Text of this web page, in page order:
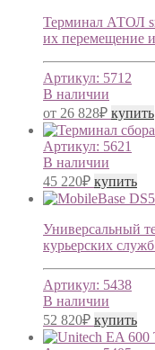
Терминал АТОЛ
их перемещение
Артикул: 5712
В наличии
от 26 828₽ купить
Артикул: 5621
В наличии
45 220₽ купить
Универсальный
курьерских
Артикул: 5438
В наличии
52 820₽ купить